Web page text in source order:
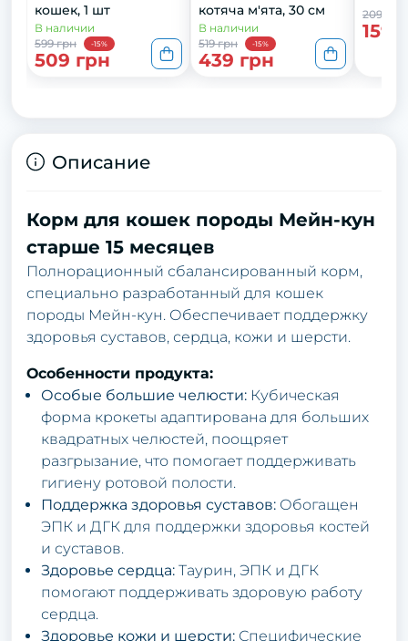
кошек, 1 шт
В наличии
599 грн
-15%
509 грн
котяча м'ята, 30 см
В наличии
519 грн
-15%
439 грн
209 грн
159
Описание
Корм для кошек породы Мейн-кун
старше 15 месяцев
Полнорационный сбалансированный корм,
специально разработанный для кошек
породы Мейн-кун. Обеспечивает поддержку
здоровья суставов, сердца, кожи и шерсти.
Особенности продукта:
Особые большие челюсти: Кубическая
форма крокеты адаптирована для больших
квадратных челюстей, поощряет
разгрызание, что помогает поддерживать
гигиену ротовой полости.
Поддержка здоровья суставов: Обогащен
ЭПК и ДГК для поддержки здоровья костей
и суставов.
Здоровье сердца: Таурин, ЭПК и ДГК
помогают поддерживать здоровую работу
сердца.
Здоровье кожи и шерсти: Специфические